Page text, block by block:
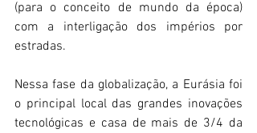
(para o conceito de mundo da época)
com a interligação dos impérios por
estradas.
Nessa fase da globalização, a Eurásia foi
o principal local das grandes inovações
tecnológicas e casa de mais de 3/4 da